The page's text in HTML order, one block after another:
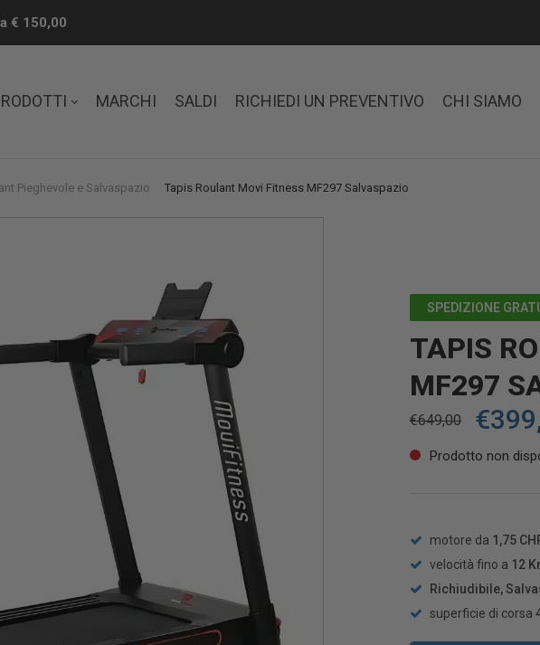
€ 150,00
MARCHI SALDI RICHIEDI UN PREVENTIVO CHI SIAMO
Pieghevole e Salvaspazio Tapis Roulant Movi Fitness MF297 Salvaspazio
SPEDIZIONE
TAPIS
MF297
€649,00 €
Prodotto non
motore da 1,75
velocità fino a 12
Richiudibile,
superficie di corsa